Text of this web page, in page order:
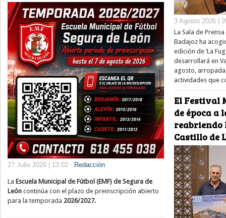
27 Julio 2026 | 13:02 - Redacción
La Escuela Municipal de Fútbol (EMF) de Segura de
León continúa con el plazo de preinscripción abierto
para la temporada 2026/2027.
3 Agosto 2026 |
La Sala de
Badajoz ha
edición de ‘La
desarrollará en
agosto,
actividades que
El Festival
de época a
reabriendo
Castillo de